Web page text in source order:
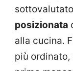
posizionata
alla cucina.
più